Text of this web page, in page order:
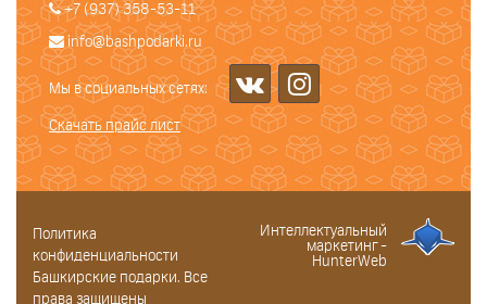
+7 (937) 358-53-11
info@bashpodarki.ru
Мы в социальных сетях:
Скачать прайс лист
Политика
конфиденциальности
Башкирские подарки. Все
права защищены
Интеллектуальный
маркетинг -
HunterWeb